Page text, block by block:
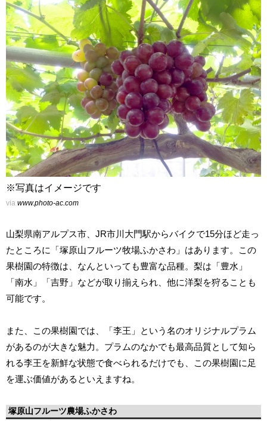
※写真はイメージです
via www.photo-ac.com
山梨県南アルプス市、JR市川大門駅からバイクで15分ほど走っ
たところに「塚原山フルーツ牧場ふかさわ」はあります。この
果樹園の特徴は、なんといっても豊富な品種。梨は「豊水」
「南水」「吉野」などが取り揃えられ、他に洋梨を狩ることも
可能です。
また、この果樹園では、「李王」という名のオリジナルプラム
があるのが大きな魅力。プラムのなかでも最高品質として知ら
れる李王を新鮮な状態で食べられるだけでも、この果樹園に足
を運ぶ価値があるといえますね。
塚原山フルーツ農場ふかさわ